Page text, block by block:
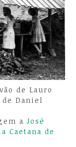
de Lauro
Daniel
a José
Caetana de